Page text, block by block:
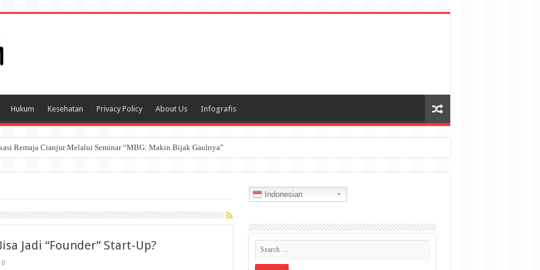
Hukum Kesehatan Privacy Policy About Us Infografis
Remaja Cianjur Melalui Seminar “MBG: Makin Bijak Gaulnya”
Jadi “Founder” Start-Up?
0
Indonesian